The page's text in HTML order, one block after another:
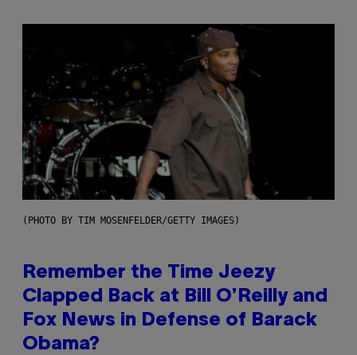
(PHOTO BY TIM MOSENFELDER/GETTY IMAGES)
Remember the Time Jeezy
Clapped Back at Bill O’Reilly and
Fox News in Defense of Barack
Obama?